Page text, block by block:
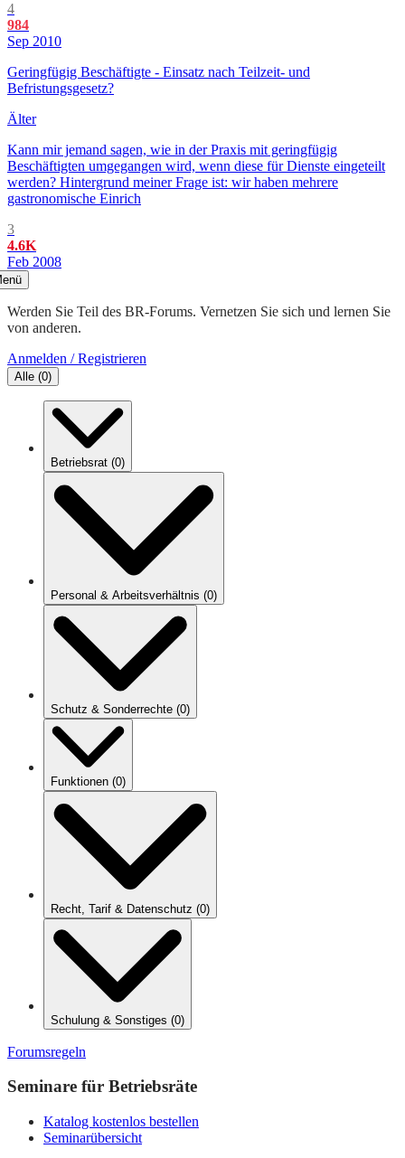
4
984
Sep 2010
Geringfügig Beschäftigte - Einsatz nach Teilzeit- und
Befristungsgesetz?
Älter
Kann mir jemand sagen, wie in der Praxis mit geringfügig
Beschäftigten umgegangen wird, wenn diese für Dienste eingeteilt
werden? Hintergrund meiner Frage ist: wir haben mehrere
gastronomische Einrich
3
4.6K
Feb 2008
Werden Sie Teil des BR-Forums. Vernetzen Sie sich und lernen Sie
von anderen.
Anmelden / Registrieren
Alle (0)
Betriebsrat (0)
Personal & Arbeitsverhältnis (0)
Schutz & Sonderrechte (0)
Funktionen (0)
Recht, Tarif & Datenschutz (0)
Schulung & Sonstiges (0)
Forumsregeln
Seminare für Betriebsräte
Katalog kostenlos bestellen
Seminarübersicht